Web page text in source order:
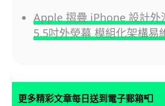
Apple 摺疊 iPhone 設計外
5.5吋外熒幕 模組化架構易
更多精彩文章每日送到電子郵箱📮